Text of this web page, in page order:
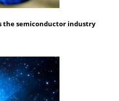
the semiconductor industry